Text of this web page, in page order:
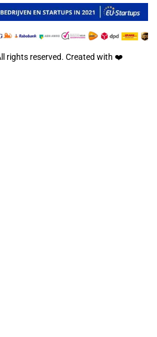
rights reserved. Created with ❤️